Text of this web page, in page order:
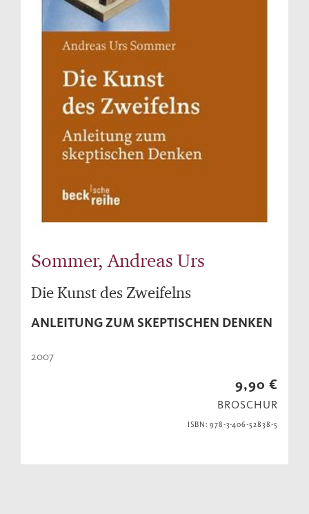
Sommer, Andreas Urs
Die Kunst des Zweifelns
ANLEITUNG ZUM SKEPTISCHEN DENKEN
2007
9,90 €
BROSCHUR
ISBN: 978-3-406-52838-5